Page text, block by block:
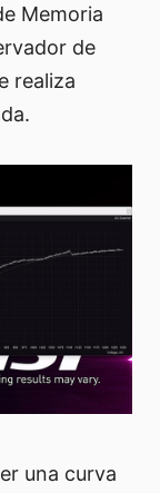
Memoria
de
realiza
una curva